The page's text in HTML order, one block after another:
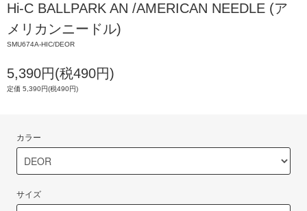
Hi-C BALLPARK AN /AMERICAN NEEDLE (ア
メリカンニードル)
SMU674A-HIC/DEOR
5,390円(税490円)
定価 5,390円(税490円)
カラー
サイズ